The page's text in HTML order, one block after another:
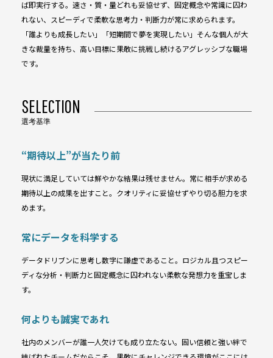
ば即実行する。速さ・質・量どれも妥協せず、固定概念や常識に囚わ
れない、スピーディで柔軟な思考力・判断力が常に求められます。
「誰よりも成長したい」「短期間で夢を実現したい」そんな個人が大
きな裁量を持ち、高い目標に果敢に挑戦し続けるアグレッシブな職場
です。
SELECTION
選考基準
“期待以上”が当たり前
現状に満足していては鮮やかな結果は残せません。常に相手が求める
期待以上の成果を出すこと。クオリティに妥協せずやり切る胆力を求
めます。
常にデータを科学する
データドリブンに思考し数字に謙虚であること。ロジカル且つスピー
ディな分析・判断力と固定概念に囚われない柔軟な発想力を重宝しま
す。
何よりも誠実であれ
社内のメンバーが誰一人欠けても成り立たない。固い信頼と強い絆で